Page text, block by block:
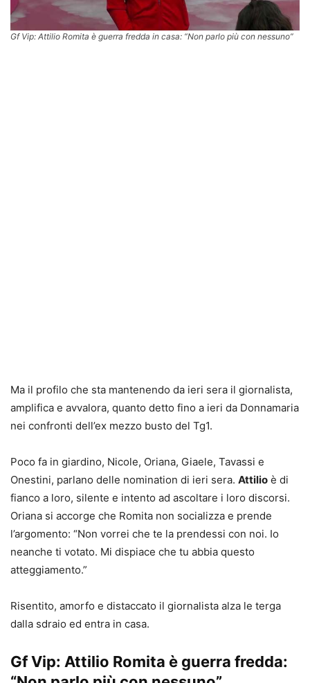
Gf Vip: Attilio Romita è guerra fredda in casa: “Non parlo più con nessuno”
Ma il profilo che sta mantenendo da ieri sera il giornalista,
amplifica e avvalora, quanto detto fino a ieri da Donnamaria
nei confronti dell’ex mezzo busto del Tg1.
Poco fa in giardino, Nicole, Oriana, Giaele, Tavassi e
Onestini, parlano delle nomination di ieri sera. Attilio è di
fianco a loro, silente e intento ad ascoltare i loro discorsi.
Oriana si accorge che Romita non socializza e prende
l’argomento: “Non vorrei che te la prendessi con noi. Io
neanche ti votato. Mi dispiace che tu abbia questo
atteggiamento.”
Risentito, amorfo e distaccato il giornalista alza le terga
dalla sdraio ed entra in casa.
Gf Vip: Attilio Romita è guerra fredda: